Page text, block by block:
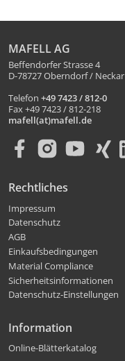
MAFELL AG
Beffendorfer Strasse 4
D-78727 Oberndorf / Neckar
Telefon +49 7423 / 812-0
Fax +49 7423 / 812-218
mafell(at)mafell.de
Rechtliches
Impressum
Datenschutz
AGB
Einkaufsbedingungen
Material Compliance
Sicherheitsinformationen
Datenschutz-Einstellungen
Information
Online-Blätterkatalog